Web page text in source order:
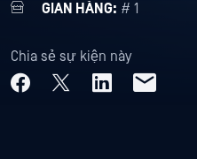
GIAN HÀNG: # 1
Chia sẻ sự kiện này